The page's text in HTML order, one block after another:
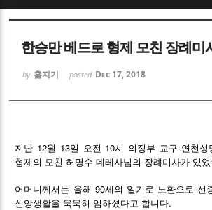
한승만 베드로 형제 모친 장례미
by 홈지기 posted Dec 17, 2018
지난 12월 13일 오전 10시 의정부 교구 연천성
형제의 모친 허명수 데레사님의 장례미사가 있
어머니께서는 올해 90세의 일기로 노환으로 선
신앙생활을 묵묵히 임하셨다고 합니다.
Sketchbook5, 스케치
Sketchbook5, 스케
Sketchbook5, 스케치
Sketchbook5, 스케